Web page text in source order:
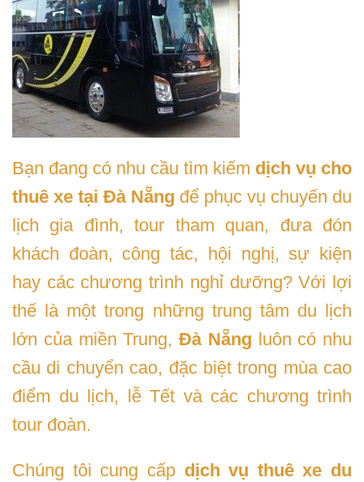
Bạn đang có nhu cầu tìm kiếm dịch vụ cho
thuê xe tại Đà Nẵng để phục vụ chuyến du
lịch gia đình, tour tham quan, đưa đón
khách đoàn, công tác, hội nghị, sự kiện
hay các chương trình nghỉ dưỡng? Với lợi
thế là một trong những trung tâm du lịch
lớn của miền Trung, Đà Nẵng luôn có nhu
cầu di chuyển cao, đặc biệt trong mùa cao
điểm du lịch, lễ Tết và các chương trình
tour đoàn.
Chúng tôi cung cấp dịch vụ thuê xe du